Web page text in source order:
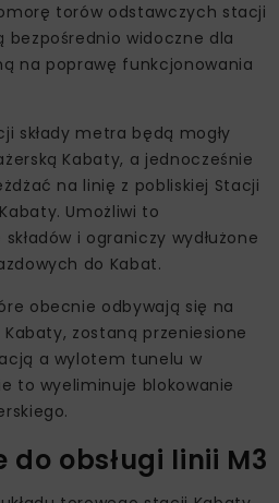
torów odstawczych stacji
bezpośrednio widoczne dla
na poprawę funkcjonowania
składy metra będą mogły
Kabaty, a jednocześnie
na linię z pobliskiej Stacji
Umożliwi to
i ograniczy wydłużone
do Kabat.
obecnie odbywają się na
zostaną przeniesione
a wylotem tunelu w
to wyeliminuje blokowanie
do obsługi linii M3